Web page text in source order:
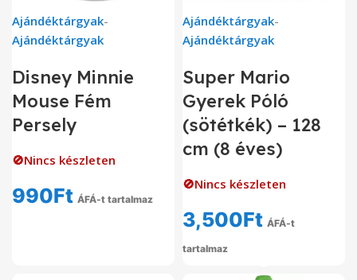
Ajándéktárgyak-
Ajándéktárgyak
Disney Minnie
Mouse Fém
Persely
🚫Nincs készleten
990Ft ÁFÁ-t tartalmaz
Ajándéktárgyak-
Ajándéktárgyak
Super Mario
Gyerek Póló
(sötétkék) – 128
cm (8 éves)
🚫Nincs készleten
3,500Ft ÁFÁ-t
tartalmaz